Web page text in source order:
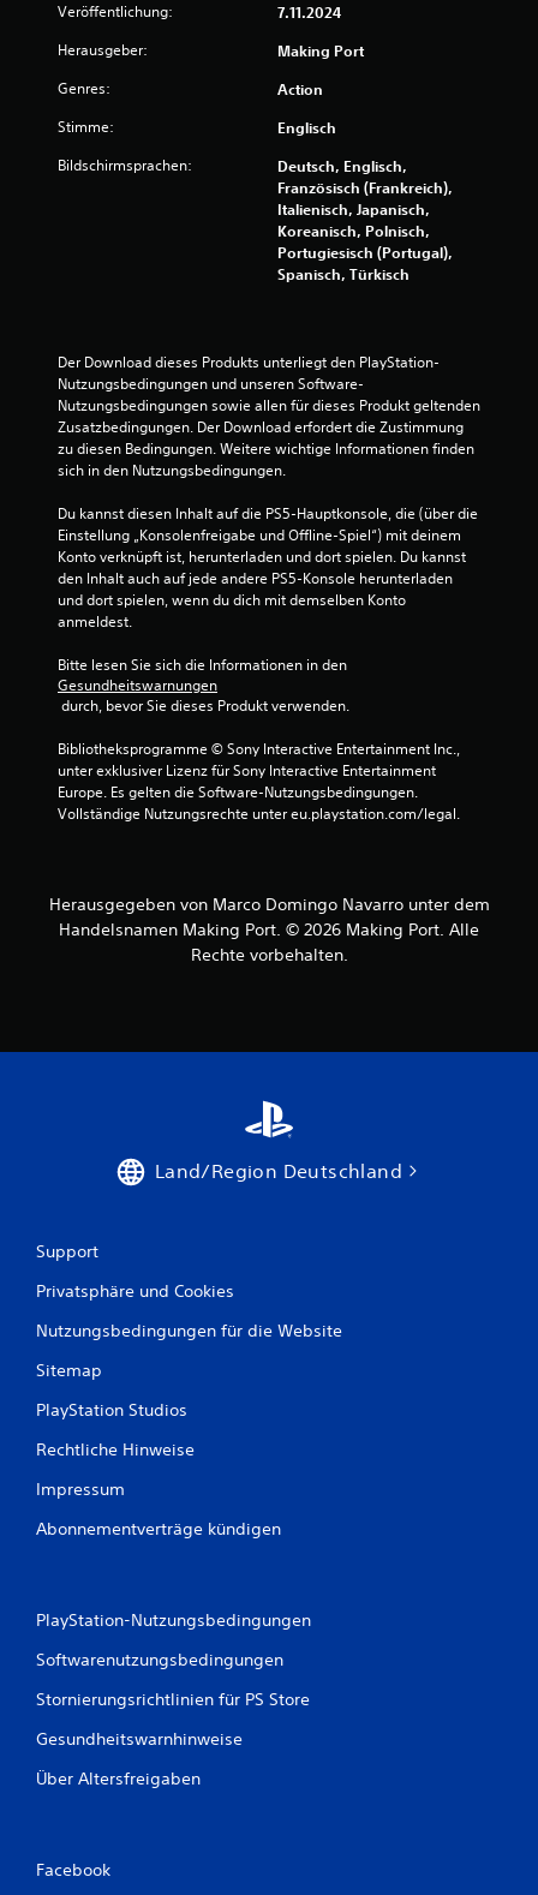
Veröffentlichung: 7.11.2024
Herausgeber: Making Port
Genres: Action
Stimme: Englisch
Bildschirmsprachen:
Deutsch, Englisch,
Französisch (Frankreich),
Italienisch, Japanisch,
Koreanisch, Polnisch,
Portugiesisch (Portugal),
Spanisch, Türkisch
Der Download dieses Produkts unterliegt den PlayStation-
Nutzungsbedingungen und unseren Software-
Nutzungsbedingungen sowie allen für dieses Produkt geltenden
Zusatzbedingungen. Der Download erfordert die Zustimmung
zu diesen Bedingungen. Weitere wichtige Informationen finden
sich in den Nutzungsbedingungen.
Du kannst diesen Inhalt auf die PS5-Hauptkonsole, die (über die
Einstellung „Konsolenfreigabe und Offline-Spiel“) mit deinem
Konto verknüpft ist, herunterladen und dort spielen. Du kannst
den Inhalt auch auf jede andere PS5-Konsole herunterladen
und dort spielen, wenn du dich mit demselben Konto
anmeldest.
Bitte lesen Sie sich die Informationen in den
Gesundheitswarnungen
durch, bevor Sie dieses Produkt verwenden.
Bibliotheksprogramme © Sony Interactive Entertainment Inc.,
unter exklusiver Lizenz für Sony Interactive Entertainment
Europe. Es gelten die Software-Nutzungsbedingungen.
Vollständige Nutzungsrechte unter eu.playstation.com/legal.
Herausgegeben von Marco Domingo Navarro unter dem
Handelsnamen Making Port. © 2026 Making Port. Alle
Rechte vorbehalten.
Land/Region Deutschland
Support
Privatsphäre und Cookies
Nutzungsbedingungen für die Website
Sitemap
PlayStation Studios
Rechtliche Hinweise
Impressum
Abonnementverträge kündigen
PlayStation-Nutzungsbedingungen
Softwarenutzungsbedingungen
Stornierungsrichtlinien für PS Store
Gesundheitswarnhinweise
Über Altersfreigaben
Facebook